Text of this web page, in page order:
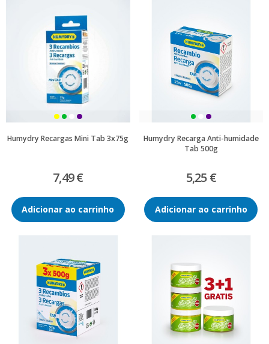
Humydry Recargas Mini Tab 3x75g
7,49 €
Adicionar ao carrinho
Humydry Recarga Anti-humidade
Tab 500g
5,25 €
Adicionar ao carrinho